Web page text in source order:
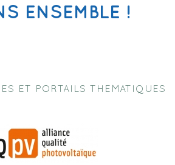
ENSEMBLE !
ET PORTAILS THEMATIQUES